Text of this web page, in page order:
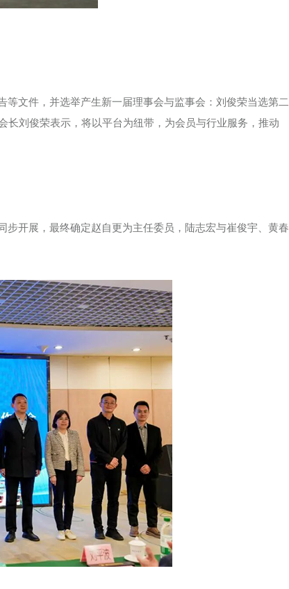
文件，并选举产生新一届理事会与监事会：刘俊荣当选第二
长刘俊荣表示，将以平台为纽带，为会员与行业服务，推动
开展，最终确定赵自更为主任委员，陆志宏与崔俊宇、黄春